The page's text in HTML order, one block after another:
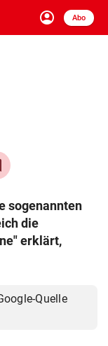
account_circle
Anmelden
Abo
close Schließen
arrow_right
sogenannten
die
erklärt,
Quelle